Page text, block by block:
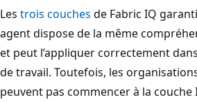
Les trois couches de Fabric IQ
agent dispose de la même
et peut l’appliquer correctement
de travail. Toutefois, les
peuvent pas commencer à la couche